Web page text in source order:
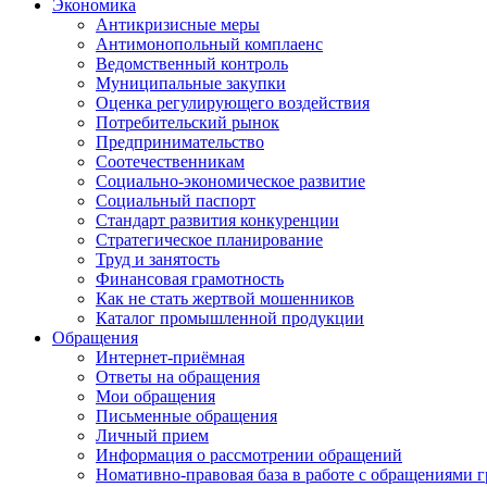
Экономика
Антикризисные меры
Антимонопольный комплаенс
Ведомственный контроль
Муниципальные закупки
Оценка регулирующего воздействия
Потребительский рынок
Предпринимательство
Соотечественникам
Социально-экономическое развитие
Социальный паспорт
Стандарт развития конкуренции
Стратегическое планирование
Труд и занятость
Финансовая грамотность
Как не стать жертвой мошенников
Каталог промышленной продукции
Обращения
Интернет-приёмная
Ответы на обращения
Мои обращения
Письменные обращения
Личный прием
Информация о рассмотрении обращений
Номативно-правовая база в работе с обращениями